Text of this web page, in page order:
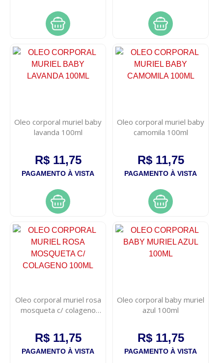
Oleo corporal muriel baby
lavanda 100ml
R$ 11,75
PAGAMENTO À VISTA
Oleo corporal muriel baby
camomila 100ml
R$ 11,75
PAGAMENTO À VISTA
Oleo corporal muriel rosa
mosqueta c/ colageno
R$ 11,75
PAGAMENTO À VISTA
Oleo corporal baby muriel
azul 100ml
R$ 11,75
PAGAMENTO À VISTA